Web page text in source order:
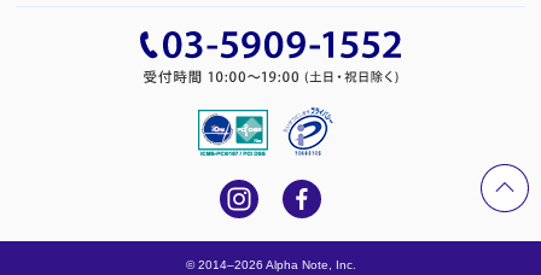
© 2014–2026 Alpha Note, Inc.